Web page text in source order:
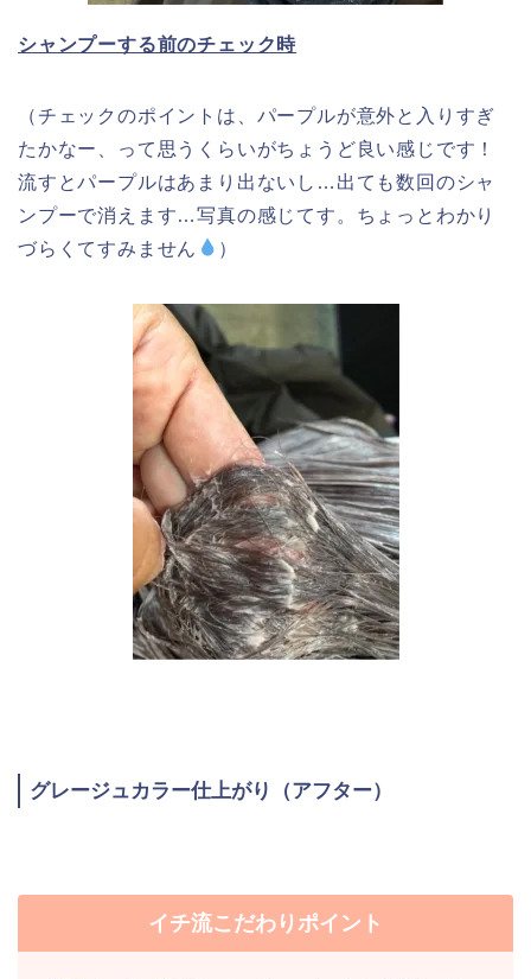
シャンプーする前のチェック時
（チェックのポイントは、パープルが意外と入りすぎ
たかなー、って思うくらいがちょうど良い感じです！
流すとパープルはあまり出ないし…出ても数回のシャ
ンプーで消えます…写真の感じてす。ちょっとわかり
づらくてすみません
）
グレージュカラー仕上がり（アフター）
イチ流こだわりポイント